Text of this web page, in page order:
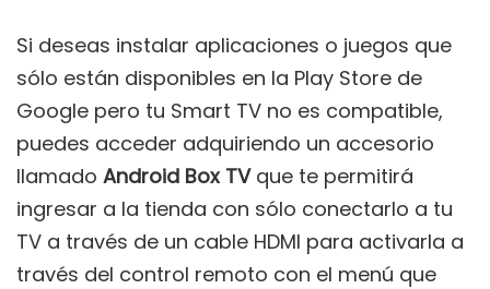
Si deseas instalar aplicaciones o juegos que
sólo están disponibles en la Play Store de
Google pero tu Smart TV no es compatible,
puedes acceder adquiriendo un accesorio
llamado Android Box TVque te permitirá
ingresar a la tienda con sólo conectarlo a tu
TV a través de un cable HDMI para activarla a
través del control remoto con el menú que